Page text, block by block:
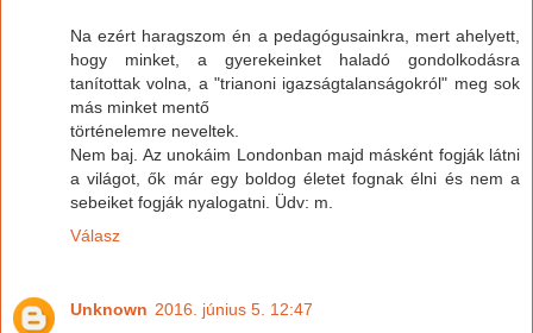
Na ezért haragszom én a pedagógusainkra, mert ahelyett,
hogy minket, a gyerekeinket haladó gondolkodásra
tanítottak volna, a "trianoni igazságtalanságokról" meg sok
más minket mentő
történelemre neveltek.
Nem baj. Az unokáim Londonban majd másként fogják látni
a világot, ők már egy boldog életet fognak élni és nem a
sebeiket fogják nyalogatni. Üdv: m.
Válasz
Unknown 2016. június 5. 12:47